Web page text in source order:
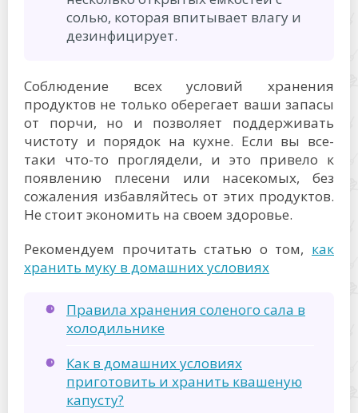
солью, которая впитывает влагу и
дезинфицирует.
Соблюдение всех условий хранения
продуктов не только оберегает ваши запасы
от порчи, но и позволяет поддерживать
чистоту и порядок на кухне. Если вы все-
таки что-то проглядели, и это привело к
появлению плесени или насекомых, без
сожаления избавляйтесь от этих продуктов.
Не стоит экономить на своем здоровье.
Рекомендуем прочитать статью о том, как
хранить муку в домашних условиях
Правила хранения соленого сала в
холодильнике
Как в домашних условиях
приготовить и хранить квашеную
капусту?